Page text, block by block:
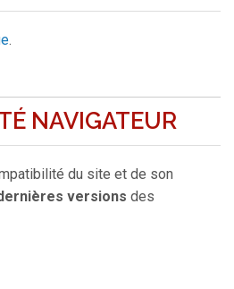
.
NAVIGATEUR
du site et de son
versions des